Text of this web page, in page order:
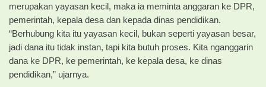
merupakan yayasan kecil, maka ia meminta anggaran ke DPR,
pemerintah, kepala desa dan kepada dinas pendidikan.
“Berhubung kita itu yayasan kecil, bukan seperti yayasan besar,
jadi dana itu tidak instan, tapi kita butuh proses. Kita nganggarin
dana ke DPR, ke pemerintah, ke kepala desa, ke dinas
pendidikan,” ujarnya.